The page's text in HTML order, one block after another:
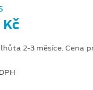
2-3 měsíce. Cena